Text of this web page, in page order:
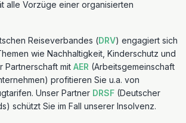
alle Vorzüge einer organisierten
Reiseverbandes (DRV) engagiert sich
wie Nachhaltigkeit, Kinderschutz und
Partnerschaft mit AER (Arbeitsgemeinschaft
profitieren Sie u.a. von
Unser Partner DRSF (Deutscher
schützt Sie im Fall unserer Insolvenz.